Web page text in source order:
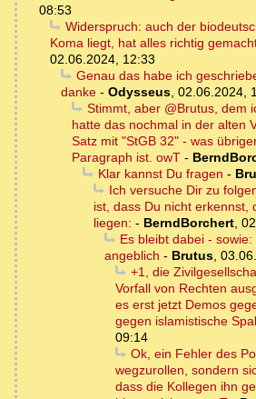
08:53
Widerspruch: auch der
Koma liegt, hat alles richtig
02.06.2024, 12:33
Genau das habe ich
danke - Odysseus, 02.06.2024,
Stimmt, aber @Brutus, dem
hatte das nochmal in der alten
Satz mit "StGB 32" - was
Paragraph ist. owT -
Klar kannst Du fragen -
Ich versuche Dir zu
ist, dass Du nicht erkennst,
liegen: - BerndBorchert,
Es bleibt dabei -
angeblich - Brutus,
+1, die
Vorfall von Rechten
es erst jetzt Demos
gegen islamistische
09:14
Ok, ein Fehler des
wegzurollen, sondern
dass die Kollegen ihn